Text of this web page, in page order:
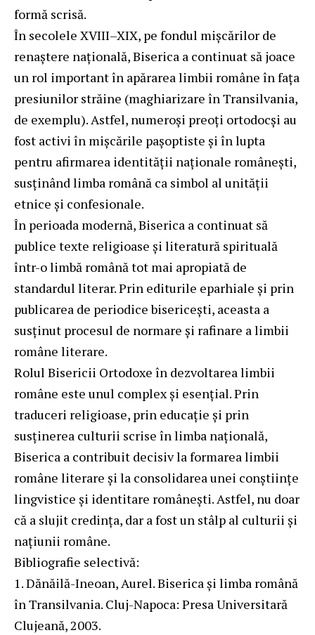
formă scrisă.
În secolele XVIII–XIX, pe fondul mișcărilor de
renaștere națională, Biserica a continuat să joace
un rol important în apărarea limbii române în fața
presiunilor străine (maghiarizare în Transilvania,
de exemplu). Astfel, numeroși preoți ortodocși au
fost activi în mișcările pașoptiste și în lupta
pentru afirmarea identității naționale românești,
susținând limba română ca simbol al unității
etnice și confesionale.
În perioada modernă, Biserica a continuat să
publice texte religioase și literatură spirituală
într-o limbă română tot mai apropiată de
standardul literar. Prin editurile eparhiale și prin
publicarea de periodice bisericești, aceasta a
susținut procesul de normare și rafinare a limbii
române literare.
Rolul Bisericii Ortodoxe în dezvoltarea limbii
române este unul complex și esențial. Prin
traduceri religioase, prin educație și prin
susținerea culturii scrise în limba națională,
Biserica a contribuit decisiv la formarea limbii
române literare și la consolidarea unei conștiințe
lingvistice și identitare românești. Astfel, nu doar
că a slujit credința, dar a fost un stâlp al culturii și
națiunii române.
Bibliografie selectivă:
Dănăilă-Ineoan, Aurel. Biserica și limba română
în Transilvania. Cluj-Napoca: Presa Universitară
Clujeană, 2003.